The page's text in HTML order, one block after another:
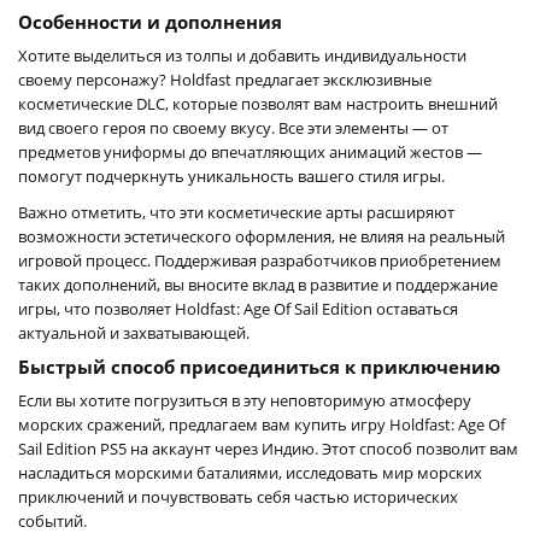
Особенности и дополнения
Хотите выделиться из толпы и добавить индивидуальности
своему персонажу? Holdfast предлагает эксклюзивные
косметические DLC, которые позволят вам настроить внешний
вид своего героя по своему вкусу. Все эти элементы — от
предметов униформы до впечатляющих анимаций жестов —
помогут подчеркнуть уникальность вашего стиля игры.
Важно отметить, что эти косметические арты расширяют
возможности эстетического оформления, не влияя на реальный
игровой процесс. Поддерживая разработчиков приобретением
таких дополнений, вы вносите вклад в развитие и поддержание
игры, что позволяет Holdfast: Age Of Sail Edition оставаться
актуальной и захватывающей.
Быстрый способ присоединиться к приключению
Если вы хотите погрузиться в эту неповторимую атмосферу
морских сражений, предлагаем вам купить игру Holdfast: Age Of
Sail Edition PS5 на аккаунт через Индию. Этот способ позволит вам
насладиться морскими баталиями, исследовать мир морских
приключений и почувствовать себя частью исторических
событий.